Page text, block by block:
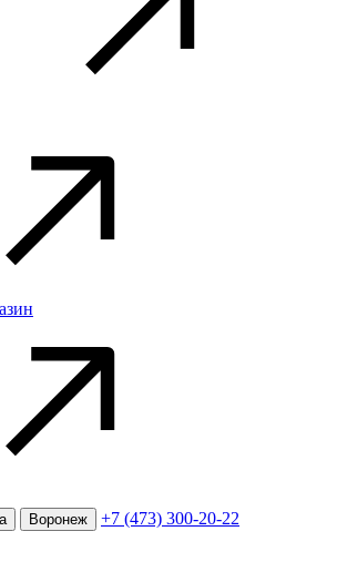
Воронеж +7 (473) 300-20-22